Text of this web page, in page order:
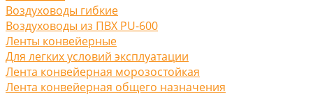
Воздуховоды гибкие
Воздуховоды из ПВХ PU-600
Ленты конвейерные
Для легких условий эксплуатации
Лента конвейерная морозостойкая
Лента конвейерная общего назначения